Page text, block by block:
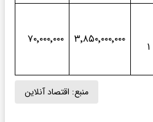
۱۳۹۵ - ۱
۳٬۸۵۰٬۰۰۰٬۰۰۰ ۷۰٬۰۰۰٬۰۰۰
منبع: اقتصاد آنلاین